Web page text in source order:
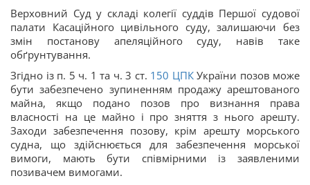
Верховний Суд у складі колегії суддів Першої судової
палати Касаційного цивільного суду, залишаючи без
змін постанову апеляційного суду, навів таке
обґрунтування.
Згідно із п. 5 ч. 1 та ч. 3 ст. 150 ЦПКУкраїни позов може
бути забезпечено зупиненням продажу арештованого
майна, якщо подано позов про визнання права
власності на це майно і про зняття з нього арешту.
Заходи забезпечення позову, крім арешту морського
судна, що здійснюється для забезпечення морської
вимоги, мають бути співмірними із заявленими
позивачем вимогами.